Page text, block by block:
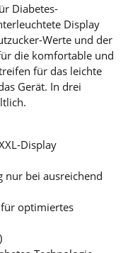
Diabetes-
Display
Werte und der
die komfortable und
für das leichte
Gerät. In drei
Display
nur bei ausreichend
optimiertes